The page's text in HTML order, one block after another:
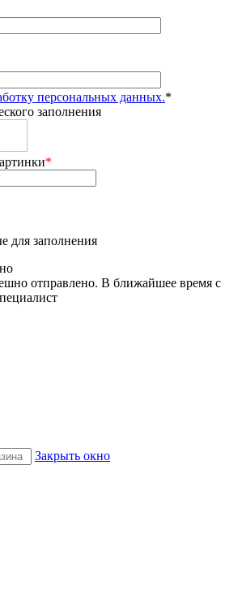
персональных данных.*
заполнения
*
для заполнения
отправлено. В ближайшее время с
Закрыть окно